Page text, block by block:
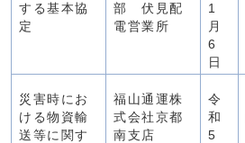
する基本協
定
部 伏見配
電営業所
1
月
6
日
災害時にお
ける物資輸
送等に関す
福山通運株
式会社京都
南支店
令
和
5